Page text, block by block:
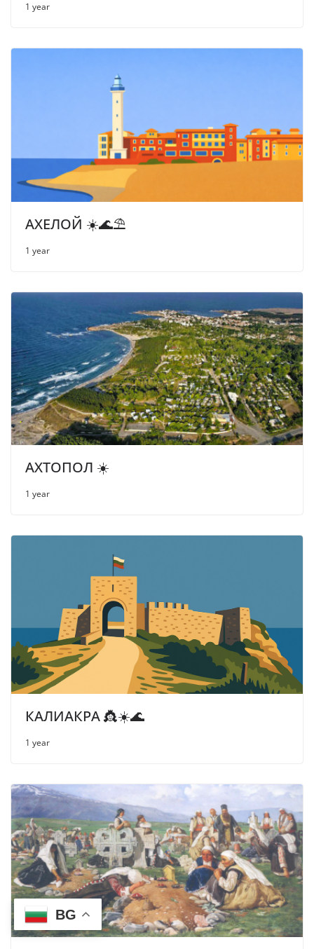
1 year
АХЕЛОЙ ☀️🌊⛱
1 year
АХТОПОЛ ☀️
1 year
КАЛИАКРА 👸☀️🌊
1 year
BG